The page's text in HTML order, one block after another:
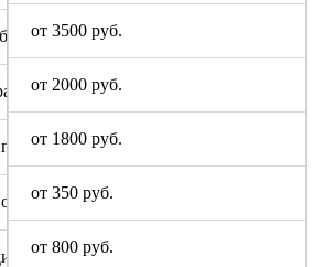
от 3500 руб.
от 2000 руб.
от 1800 руб.
от 350 руб.
от 800 руб.
или индикации
белья